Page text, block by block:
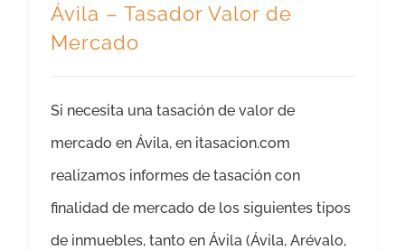
Ávila – Tasador Valor de
Mercado
Si necesita una tasación de valor de
mercado en Ávila, en itasacion.com
realizamos informes de tasación con
finalidad de mercado de los siguientes tipos
de inmuebles, tanto en Ávila (Ávila, Arévalo,